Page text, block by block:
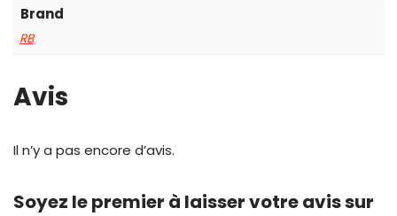
Brand
RB
Avis
Il n’y a pas encore d’avis.
Soyez le premier à laisser votre avis sur